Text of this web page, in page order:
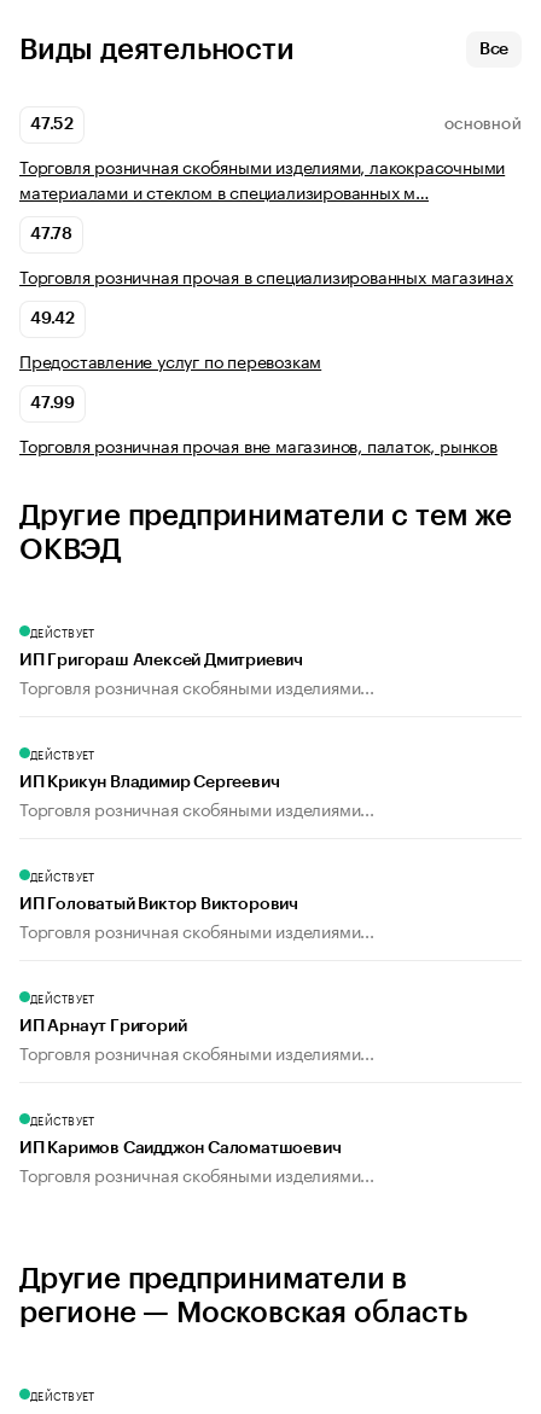
Виды деятельности Все
47.52 ОСНОВНОЙ
Торговля розничная скобяными изделиями, лакокрасочными
материалами и стеклом в специализированных м…
47.78
Торговля розничная прочая в специализированных магазинах
49.42
Предоставление услуг по перевозкам
47.99
Торговля розничная прочая вне магазинов, палаток, рынков
Другие предприниматели с тем же
ОКВЭД
ДЕЙСТВУЕТ
ИП Григораш Алексей Дмитриевич
Торговля розничная скобяными изделиями...
ДЕЙСТВУЕТ
ИП Крикун Владимир Сергеевич
Торговля розничная скобяными изделиями...
ДЕЙСТВУЕТ
ИП Головатый Виктор Викторович
Торговля розничная скобяными изделиями...
ДЕЙСТВУЕТ
ИП Арнаут Григорий
Торговля розничная скобяными изделиями...
ДЕЙСТВУЕТ
ИП Каримов Саидджон Саломатшоевич
Торговля розничная скобяными изделиями...
Другие предприниматели в
регионе — Московская область
ДЕЙСТВУЕТ